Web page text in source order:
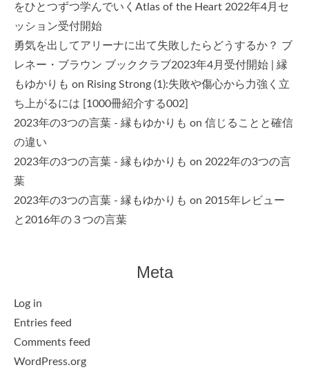
をひとつずつ学んでいくAtlas of the Heart 2022年4月セ
ッション受付開始
勇気を出してアリーナに出て失敗したらどうするか？ ブ
レネー・ブラウン ブッククラブ2023年4月受付開始 | 縁
もゆかりも on Rising Strong (1):失敗や傷心から力強く立
ち上がるには [1000冊紹介する002]
2023年の3つの言葉 - 縁もゆかりも on 信じることと確信
の違い
2023年の3つの言葉 - 縁もゆかりも on 2022年の3つの言
葉
2023年の3つの言葉 - 縁もゆかりも on 2015年レビュー
と2016年の３つの言葉
Meta
Log in
Entries feed
Comments feed
WordPress.org